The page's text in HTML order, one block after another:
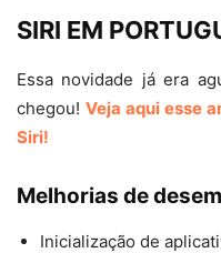
SIRI EM
Essa novidade já era
chegou! Veja aqui esse
Siri!
Melhorias de
Inicialização de